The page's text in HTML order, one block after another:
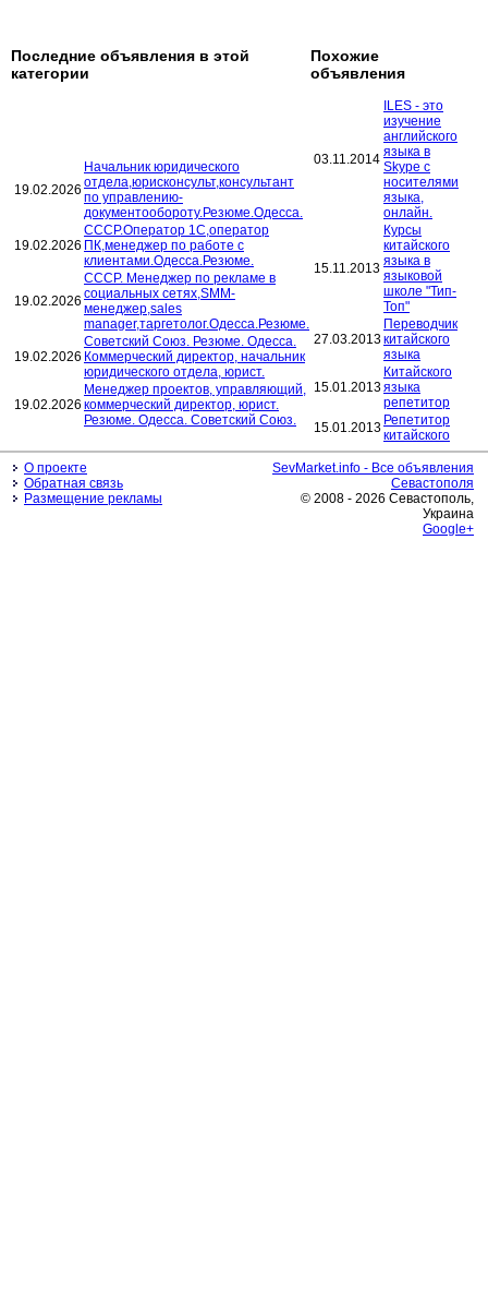
Последние объявления в этой
категории
Похожие
объявления
19.02.2026
Начальник юридического
отдела,юрисконсульт,консультант
по управлению-
документообороту.Резюме.Одесса.
19.02.2026
СССР.Оператор 1С,оператор
ПК,менеджер по работе с
клиентами.Одесса.Резюме.
19.02.2026
СССР. Менеджер по рекламе в
социальных сетях,SMM-
менеджер,sales
manager,таргетолог.Одесса.Резюме.
19.02.2026
Советский Союз. Резюме. Одесса.
Коммерческий директор, начальник
юридического отдела, юрист.
19.02.2026
Менеджер проектов, управляющий,
коммерческий директор, юрист.
Резюме. Одесса. Советский Союз.
03.11.2014
ILES - это
изучение
английского
языка в
Skype с
носителями
языка,
онлайн.
15.11.2013
Курсы
китайского
языка в
языковой
школе "Тип-
Топ"
27.03.2013
Переводчик
китайского
языка
15.01.2013
Китайского
языка
репетитор
15.01.2013 Репетитор
китайского
О проекте
Обратная связь
Размещение рекламы
SevMarket.info - Все объявления
Севастополя
© 2008 - 2026 Севастополь,
Украина
Google+